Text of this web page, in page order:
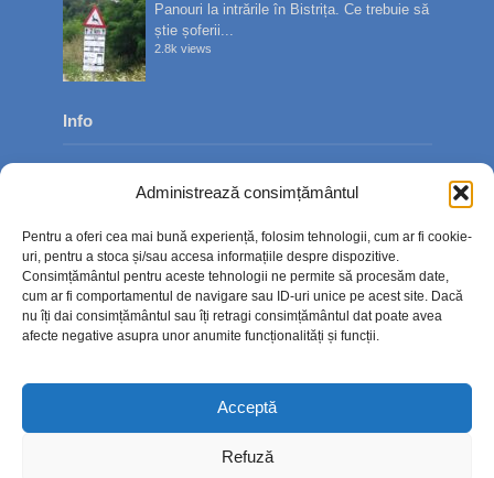
Administrează consimțământul
Pentru a oferi cea mai bună experiență, folosim tehnologii, cum ar fi cookie-
uri, pentru a stoca și/sau accesa informațiile despre dispozitive.
Consimțământul pentru aceste tehnologii ne permite să procesăm date,
cum ar fi comportamentul de navigare sau ID-uri unice pe acest site. Dacă
nu îți dai consimțământul sau îți retragi consimțământul dat poate avea
afecte negative asupra unor anumite funcționalități și funcții.
Acceptă
Refuză
Panouri la intrările în Bistrița. Ce trebuie să
știe șoferii...
2.8k views
Info
Contact
Politica de confidențialitate
Politică cookie-uri (UE)